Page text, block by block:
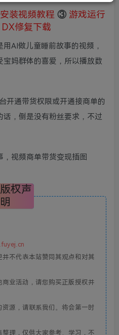
装视频教程 ③ 游戏运行
DX修复下载
AI做儿童睡前故事的视频，
妈群体的喜爱，所以播放数
开通带货权限或开通接商单的
，倒是没有粉丝要求，不过
权声
明
不代表本站赞同其观点和对其
业活动，请您购买正版授权并
源，请联系我们。将会第一时
理，仅供大家参考、学习，不